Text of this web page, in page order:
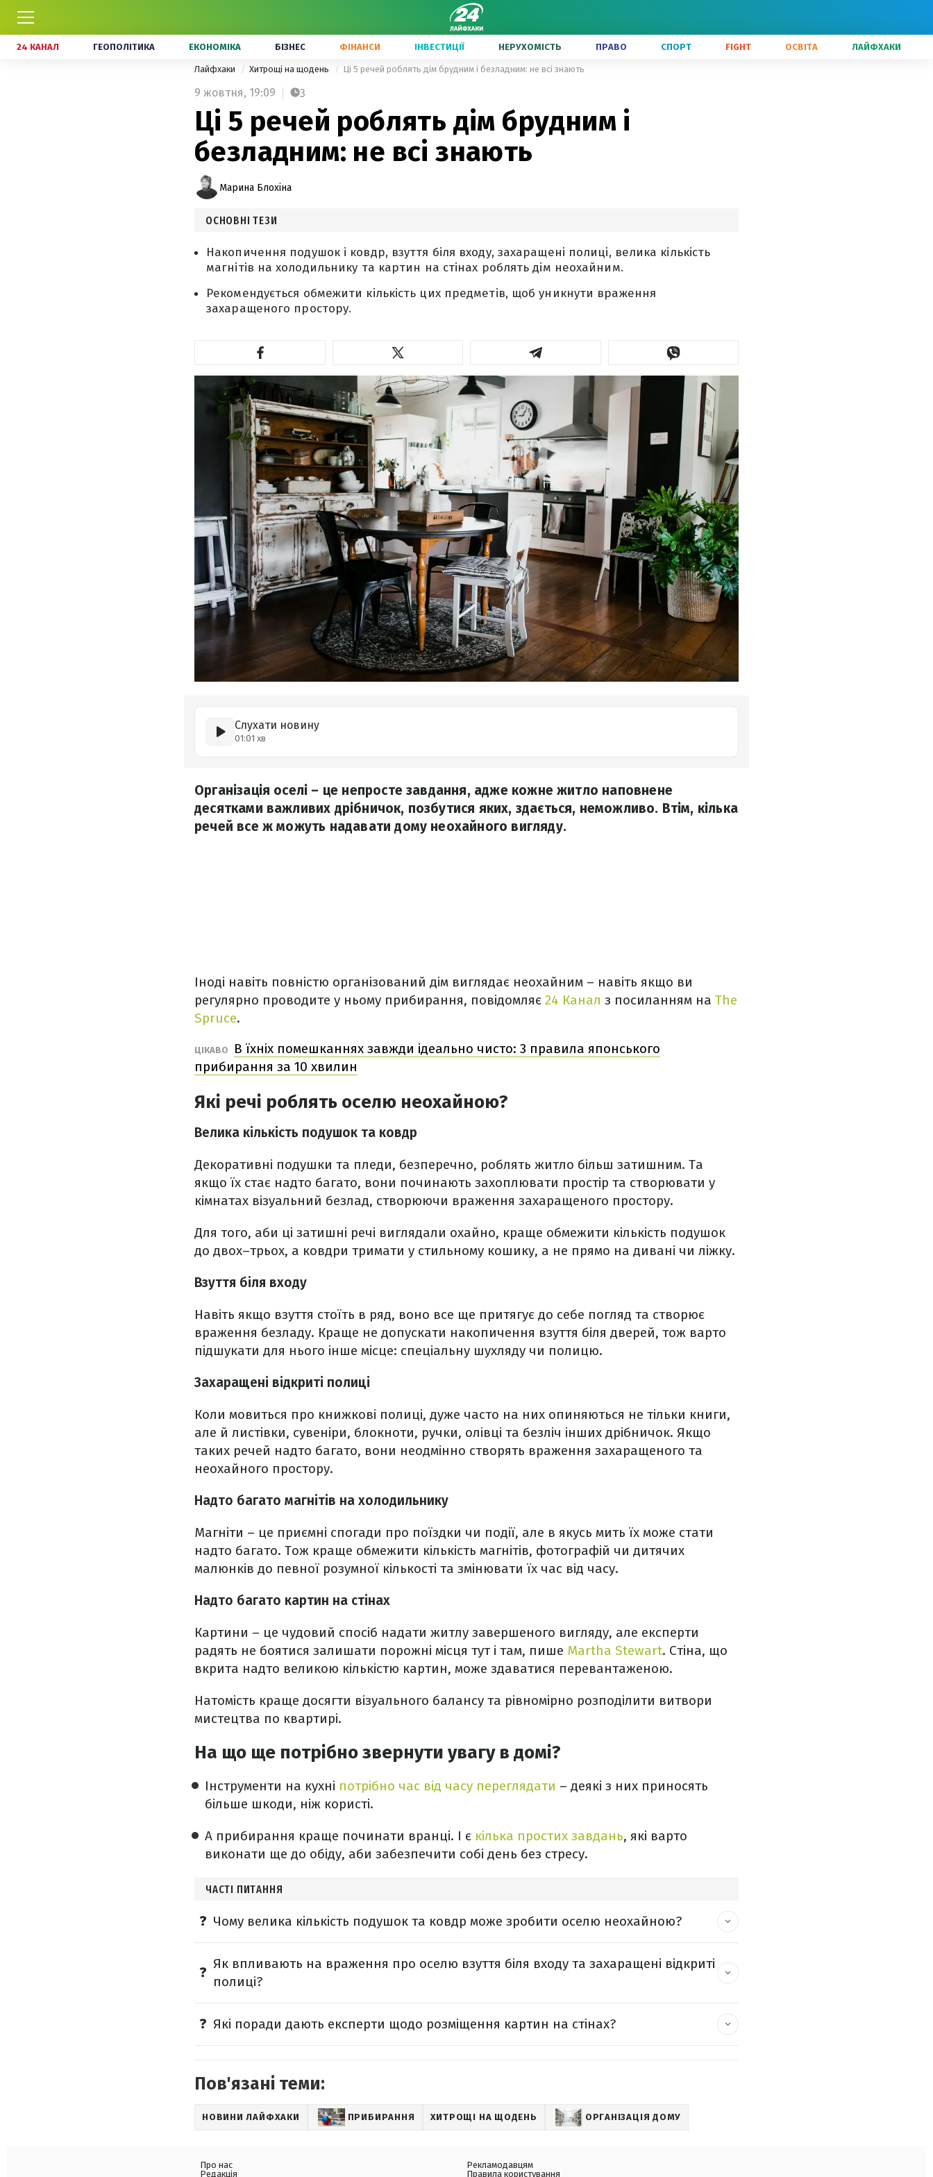
24 КАНАЛ ГЕОПОЛІТИКА ЕКОНОМІКА БІЗНЕС ФІНАНСИ ІНВЕСТИЦІЇ НЕРУХОМІСТЬ ПРАВО СПОРТ FIGHT ОСВІТА ЛАЙФХАКИ
Лайфхаки Хитрощі на щодень Ці 5 речей роблять дім брудним і безладним: не всі знають
9 жовтня, 19:09 3
Ці 5 речей роблять дім брудним і
безладним: не всі знають
Марина Блохіна
ОСНОВНІ ТЕЗИ
Накопичення подушок і ковдр, взуття біля входу, захаращені полиці, велика кількість
магнітів на холодильнику та картин на стінах роблять дім неохайним.
Рекомендується обмежити кількість цих предметів, щоб уникнути враження
захаращеного простору.
Слухати новину
01:01 хв
Організація оселі – це непросте завдання, адже кожне житло наповнене
десятками важливих дрібничок, позбутися яких, здається, неможливо. Втім, кілька
речей все ж можуть надавати дому неохайного вигляду.
Іноді навіть повністю організований дім виглядає неохайним – навіть якщо ви
регулярно проводите у ньому прибирання, повідомляє 24 Канал з посиланням на The
Spruce.
ЦІКАВО
В їхніх помешканнях завжди ідеально чисто: 3 правила японського
прибирання за 10 хвилин
Які речі роблять оселю неохайною?
Велика кількість подушок та ковдр
Декоративні подушки та пледи, безперечно, роблять житло більш затишним. Та
якщо їх стає надто багато, вони починають захоплювати простір та створювати у
кімнатах візуальний безлад, створюючи враження захаращеного простору.
Для того, аби ці затишні речі виглядали охайно, краще обмежити кількість подушок
до двох–трьох, а ковдри тримати у стильному кошику, а не прямо на дивані чи ліжку.
Взуття біля входу
Навіть якщо взуття стоїть в ряд, воно все ще притягує до себе погляд та створює
враження безладу. Краще не допускати накопичення взуття біля дверей, тож варто
підшукати для нього інше місце: спеціальну шухляду чи полицю.
Захаращені відкриті полиці
Коли мовиться про книжкові полиці, дуже часто на них опиняються не тільки книги,
але й листівки, сувеніри, блокноти, ручки, олівці та безліч інших дрібничок. Якщо
таких речей надто багато, вони неодмінно створять враження захаращеного та
неохайного простору.
Надто багато магнітів на холодильнику
Магніти – це приємні спогади про поїздки чи події, але в якусь мить їх може стати
надто багато. Тож краще обмежити кількість магнітів, фотографій чи дитячих
малюнків до певної розумної кількості та змінювати їх час від часу.
Надто багато картин на стінах
Картини – це чудовий спосіб надати житлу завершеного вигляду, але експерти
радять не боятися залишати порожні місця тут і там, пише Martha Stewart. Стіна, що
вкрита надто великою кількістю картин, може здаватися перевантаженою.
Натомість краще досягти візуального балансу та рівномірно розподілити витвори
мистецтва по квартирі.
На що ще потрібно звернути увагу в домі?
Інструменти на кухні потрібно час від часу переглядати – деякі з них приносять
більше шкоди, ніж користі.
А прибирання краще починати вранці. І є кілька простих завдань, які варто
виконати ще до обіду, аби забезпечити собі день без стресу.
ЧАСТІ ПИТАННЯ
Чому велика кількість подушок та ковдр може зробити оселю неохайною?
Як впливають на враження про оселю взуття біля входу та захаращені відкриті
полиці?
Які поради дають експерти щодо розміщення картин на стінах?
Пов'язані теми:
НОВИНИ ЛАЙФХАКИ ПРИБИРАННЯ ХИТРОЩІ НА ЩОДЕНЬ ОРГАНІЗАЦІЯ ДОМУ
Про нас
Редакція
Рекламодавцям
Правила користування